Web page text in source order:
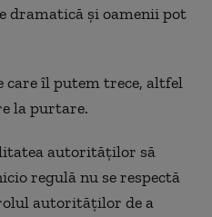
dramatică și oamenii pot
îl putem trece, altfel
la purtare.
autorităților să
regulă nu se respectă
autorităților de a